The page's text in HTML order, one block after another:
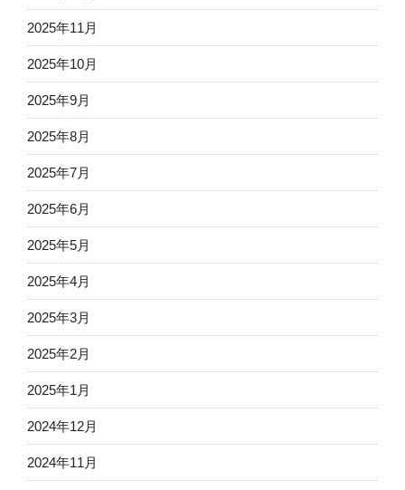
2025年11月
2025年10月
2025年9月
2025年8月
2025年7月
2025年6月
2025年5月
2025年4月
2025年3月
2025年2月
2025年1月
2024年12月
2024年11月